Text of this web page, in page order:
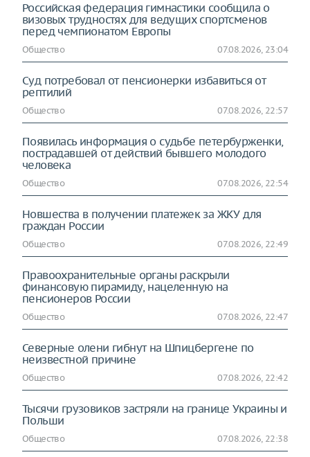
Российская федерация гимнастики сообщила о
визовых трудностях для ведущих спортсменов
перед чемпионатом Европы
Общество 07.08.2026, 23:04
Суд потребовал от пенсионерки избавиться от
рептилий
Общество 07.08.2026, 22:57
Появилась информация о судьбе петербурженки,
пострадавшей от действий бывшего молодого
человека
Общество 07.08.2026, 22:54
Новшества в получении платежек за ЖКУ для
граждан России
Общество 07.08.2026, 22:49
Правоохранительные органы раскрыли
финансовую пирамиду, нацеленную на
пенсионеров России
Общество 07.08.2026, 22:47
Северные олени гибнут на Шпицбергене по
неизвестной причине
Общество 07.08.2026, 22:42
Тысячи грузовиков застряли на границе Украины и
Польши
Общество 07.08.2026, 22:38